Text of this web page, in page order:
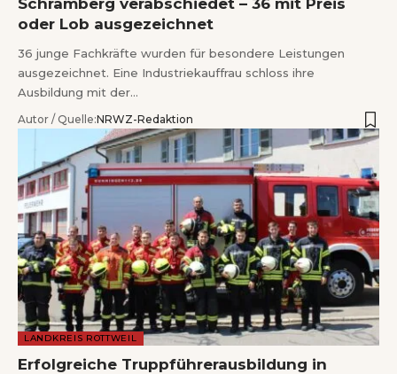
Schramberg verabschiedet – 36 mit Preis
oder Lob ausgezeichnet
36 junge Fachkräfte wurden für besondere Leistungen
ausgezeichnet. Eine Industriekauffrau schloss ihre
Ausbildung mit der…
Autor / Quelle:NRWZ-Redaktion
LANDKREIS ROTTWEIL
Erfolgreiche Truppführerausbildung in